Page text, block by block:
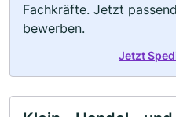
Fachkräfte. Jetzt
bewerben.
Jetzt